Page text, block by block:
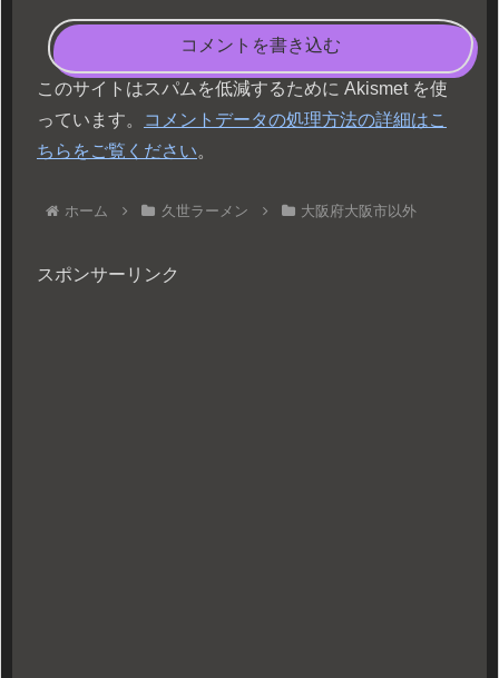
コメントを書き込む
このサイトはスパムを低減するために Akismet を使
っています。
コメントデータの処理方法の詳細はこ
ちらをご覧ください。
ホーム 久世ラーメン 大阪府大阪市以外
スポンサーリンク